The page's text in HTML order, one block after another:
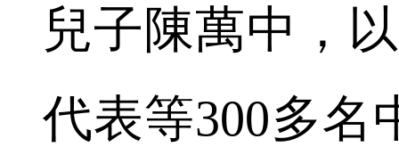
兒子陳萬中，
代表等300多名